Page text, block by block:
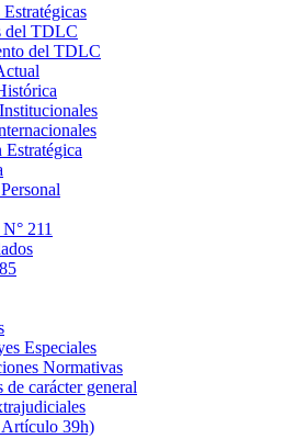
del TDLC
del TDLC
211
Especiales
Normativas
de carácter general
39h)